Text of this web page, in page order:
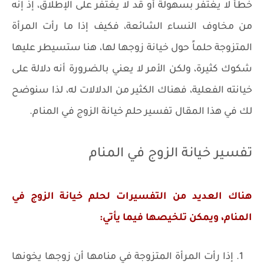
خطأ لا يغتفر بسهولة أو قد لا يغتفر على الإطلاق، إذ إنه
من مخاوف النساء الشائعة، فكيف إذا ما رأت المرأة
المتزوجة حلماً حول خيانة زوجها لها، هنا ستسيطر عليها
شكوك كثيرة، ولكن الأمر لا يعني بالضرورة أنه دلالة على
خيانته الفعلية، فهناك الكثير من الدلالات له، لذا سنوضح
لك في هذا المقال تفسير حلم خيانة الزوج في المنام.
تفسير خيانة الزوج في المنام
هناك العديد من التفسيرات لحلم خيانة الزوج في
المنام، ويمكن تلخيصها فيما يأتي:
إذا رأت المرأة المتزوجة في منامها أن زوجها يخونها